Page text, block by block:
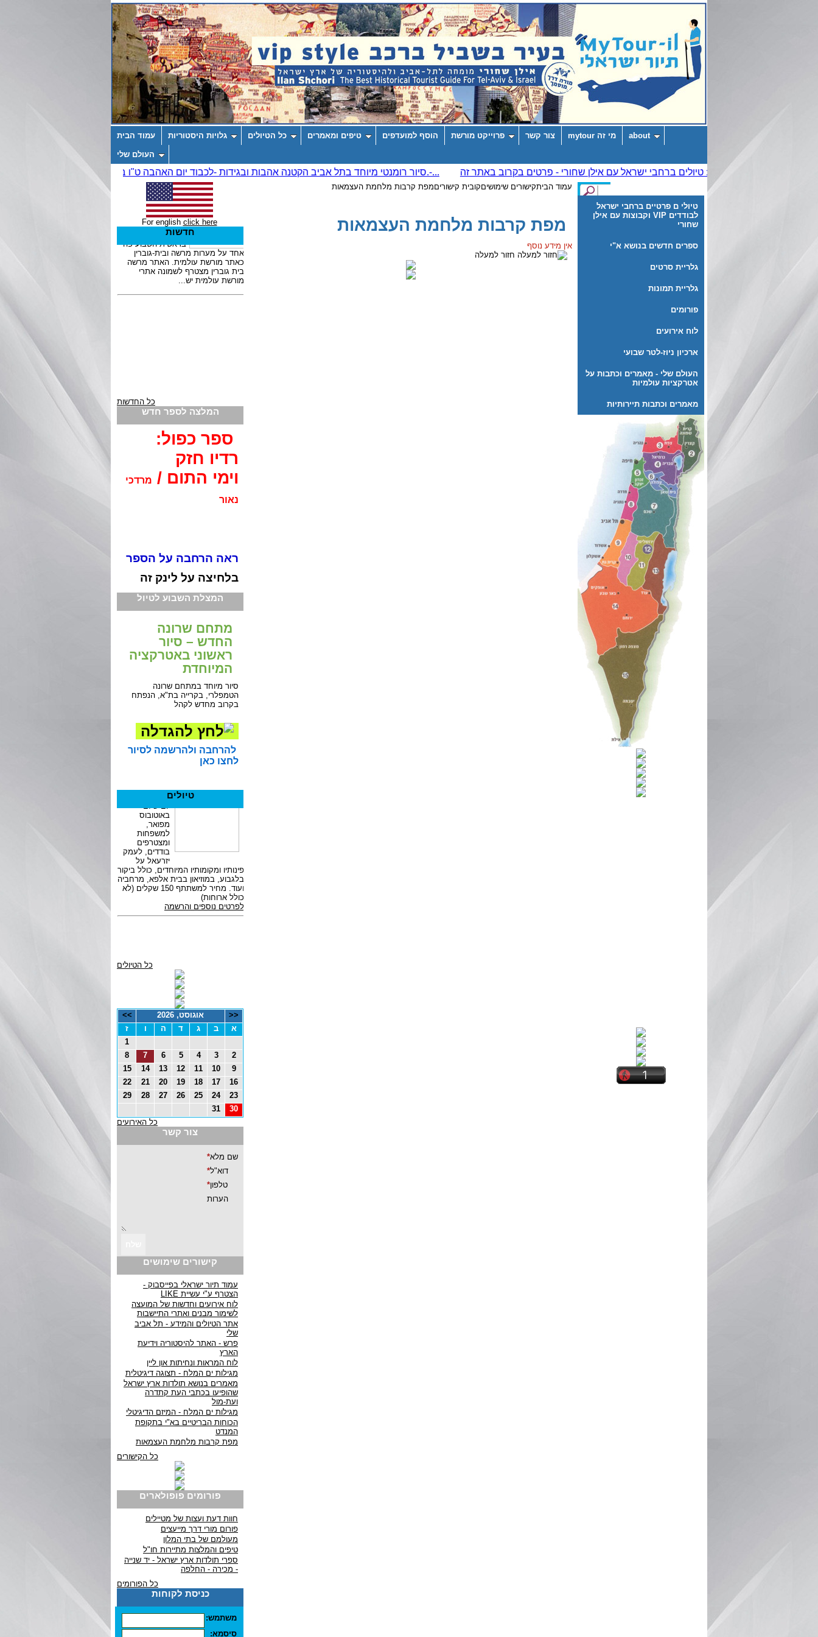
עמוד הבית גלויות היסטוריות כל הטיולים טיפים ומאמרים הוסף למועדפים פרוייקט מורשת צור קשר מי זה mytour about
העולם שלי
טיולי ם פרטיים ברחבי ישראל
לבודדים VIP וקבוצות עם אילן
שחורי
ספרים חדשים בנושא א"י
גלריית סרטים
גלריית תמונות
פורומים
לוח אירועים
ארכיון ניוז-לטר שבועי
העולם שלי - מאמרים וכתבות על
אטרקציות עולמיות
מאמרים וכתבות תיירותיות
עמוד הביתקישורים שימושיםקובית קישוריםמפת קרבות מלחמת העצמאות
מפת קרבות מלחמת העצמאות
אין מידע נוסף
חזור למעלה
For english click here
חדשות
כל החדשות
המלצה לספר חדש
ספר כפול:
רדיו חזק
וימי התום / מרדכי
נאור
ראה הרחבה על הספר
בלחיצה על לינק זה
המצלת השבוע לטיול
מתחם שרונה
החדש – סיור
ראשוני באטרקציה
המיוחדת
סיור מיוחד במתחם שרונה
הטמפלרי, בקרייה בת"א, הנפתח
בקרוב מחדש לקהל
להרחבה ולהרשמה לסיור
לחצו כאן
טיולים
כל הטיולים
<< אוגוסט, 2026
>>
א
ב ג ד ה ו
ז
1
2
3
4
5
6
7
8
9
10
11
12
13
14
15
16
17
18
19
20
21
22
23
24
25
26
27
28
29
30
31
כל האירועים
צור קשר
קישורים שימושים
עמוד תיור ישראלי בפייסבוק -
הצטרף ע"י עשיית LIKE
לוח אירועים וחדשות של המועצה
לשימור מבנים ואתרי התיישבות
אתר הטיולים והמידע - תל אביב
שלי
פרש - האתר להיסטוריה וידיעת
הארץ
לוח המראות ונחיתות און ליין
מגילות ים המלח - תצוגה דיגיטלית
מאמרים בנושא תולדות ארץ ישראל
שהופיעו בכתבי העת קתדרה
ועת-מול
מגילות ים המלח - המיזם הדיגיטלי
הכוחות הבריטיים בא"י בתקופת
המנדט
מפת קרבות מלחמת העצמאות
כל הקישורים
פורומים פופולארים
חוות דעת ועצות של מטיילים
פורום מורי דרך מייעצים
מעולמם של בתי המלון
טיפים והמלצות מתיירות חו"ל
ספרי תולדות ארץ ישראל - יד שנייה
- מכירה - החלפה
כל הפורומים
כניסת לקוחות
משתמש:
סיסמא: